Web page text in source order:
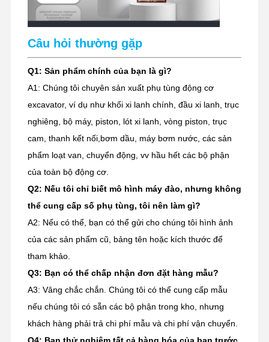
Câu hỏi thường gặp
Q1: Sản phẩm chính của bạn là gì?
A1: Chúng tôi chuyên sản xuất phụ tùng động cơ
excavator, ví dụ như khối xi lanh chính, đầu xi lanh, trục
nghiêng, bộ máy, piston, lót xi lanh, vòng piston, trục
cam, thanh kết nối,bơm dầu, máy bơm nước, các sản
phẩm loạt van, chuyển động, vv hầu hết các bộ phận
của toàn bộ động cơ.
Q2: Nếu tôi chỉ biết mô hình máy đào, nhưng không
thể cung cấp số phụ tùng, tôi nên làm gì?
A2: Nếu có thể, bạn có thể gửi cho chúng tôi hình ảnh
của các sản phẩm cũ, bảng tên hoặc kích thước để
tham khảo.
Q3: Bạn có thể chấp nhận đơn đặt hàng mẫu?
A3: Vâng chắc chắn. Chúng tôi có thể cung cấp mẫu
nếu chúng tôi có sẵn các bộ phận trong kho, nhưng
khách hàng phải trả chi phí mẫu và chi phí vận chuyển.
Q4: Bạn thử nghiệm tất cả hàng hóa của bạn trước